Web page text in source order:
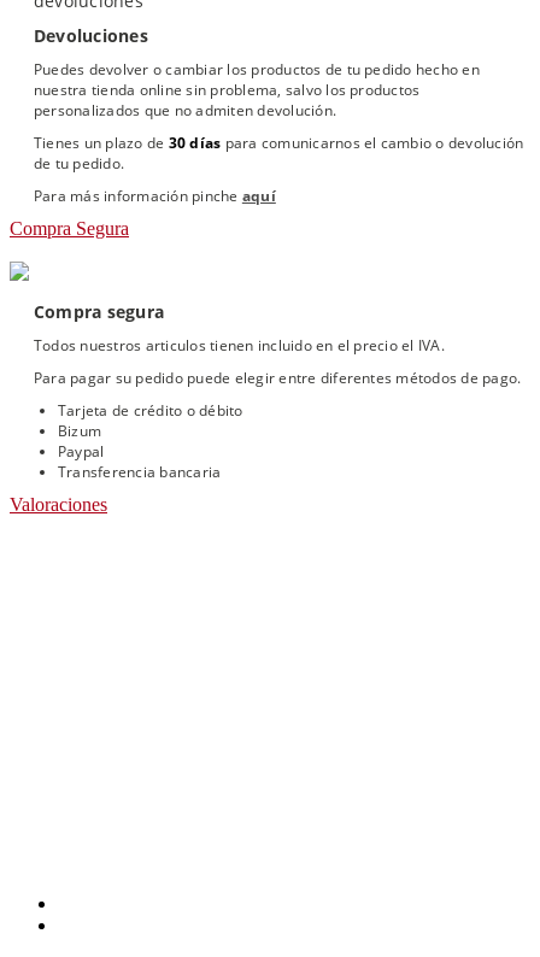
Devoluciones
Puedes devolver o cambiar los productos de tu pedido hecho en
nuestra tienda online sin problema, salvo los productos
personalizados que no admiten devolución.
Tienes un plazo de 30 días para comunicarnos el cambio o devolución
de tu pedido.
Para más información pinche aquí
Compra Segura
Compra segura
Todos nuestros articulos tienen incluido en el precio el IVA.
Para pagar su pedido puede elegir entre diferentes métodos de pago.
Tarjeta de crédito o débito
Bizum
Paypal
Transferencia bancaria
Valoraciones